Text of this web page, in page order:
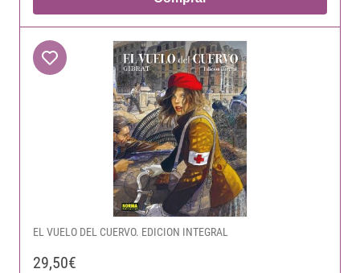
EL VUELO DEL CUERVO. EDICION INTEGRAL
29,50€